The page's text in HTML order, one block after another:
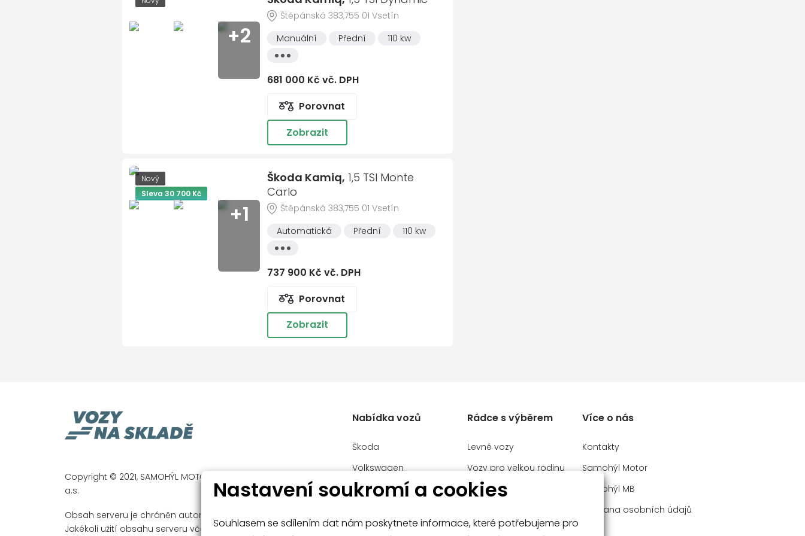
bezklíčové odemykání
bezklíčové startování
digitální přístrojová deska
el. okna
El. sklopná zrcátka
hlasové ovládání palubního počítače
nastavitelný volant
palubní počítač
Parkovací asistent
parkovací senzory přední
+2
Štěpánská 383,755 01 Vsetín
Manuální
Přední
110 kw
Všechny
681 000 Kč vč. DPH
Porovnat
Zobrazit
Nový
Sleva 30 700 Kč
+1
Škoda Kamiq, 1,5 TSI Monte
Carlo
Štěpánská 383,755 01 Vsetín
Automatická
Přední
110 kw
Všechny
737 900 Kč vč. DPH
Porovnat
Zobrazit
Odeslat zprávu
Copyright © 2021, SAMOHÝL MOTOR a.s. a SAMOHÝL MB
a.s.
Obsah serveru je chráněn autorským právem.
Jakékoli užití obsahu serveru včetně publikování
Nabídka vozů
Škoda
Volkswagen
Užitkové vozy
Volkswagen
Audi
Rádce s výběrem
Levné vozy
Vozy pro velkou rodinu
Manažerské vozy
Velké vozy a SUV
Více o nás
Kontakty
Samohýl Motor
Samohýl MB
Ochrana osobních údajů
Nastavení soukromí a cookies
Souhlasem se sdílením dat nám poskytnete informace, které potřebujeme pro